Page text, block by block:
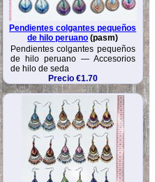
Pendientes colgantes pequeños
de hilo peruano (pasm)
Pendientes colgantes pequeños
de hilo peruano — Accesorios
de hilo de seda
Precio €1.70